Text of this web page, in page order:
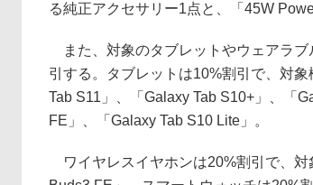
る純正アクセサリー1点と、「45W
また、対象のタブレットやウェアラブ
引する。タブレットは10%割引で、対
Tab S11」、「Galaxy Tab S10+」、「
FE」、「Galaxy Tab S10 Lite」。
ワイヤレスイヤホンは20%割引で、